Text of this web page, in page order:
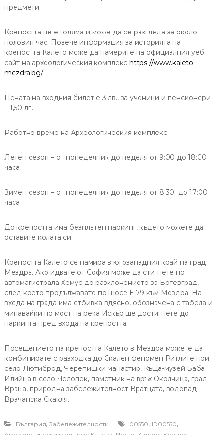
предмети.
Крепостта не е голяма и може да се разгледа за около
половин час. Повече информация за историята на
крепостта Калето може да намерите на официалния уеб
сайт на археологическия комплекс https://www.kaleto-
mezdra.bg/.
Цената на входния билет е 3 лв., за ученици и пенсионери
– 1,50 лв.
Работно време на Археологическия комплекс:
Летен сезон – от понеделник до неделя от 9:00 до 18:00
часа
Зимен сезон – от понеделник до неделя от 8:30 до 17:00
часа
До крепостта има безплатен паркинг, където можете да
оставите колата си.
Крепостта Калето се намира в югозападния край на град
Мездра. Ако идвате от София може да стигнете по
автомагистрала Хемус до разклонението за Ботевград,
след което продължавате по шосе Е 79 към Мездра. На
входа на града има отбивка вдясно, обозначена с табела и
минавайки по мост на река Искър ще достигнете до
паркинга пред входа на крепостта.
Посещението на крепостта Калето в Мездра можете да
комбинирате с разходка до Скален феномен Ритлите при
село Лютиброд, Черепишки манастир, Къща-музей Баба
Илийца в село Челопек, паметник на връх Околчица, град
Враца, природна забележителност Вратцата, водопад
Врачанска Скакля.
България, Забележителности 00550, ID00550,